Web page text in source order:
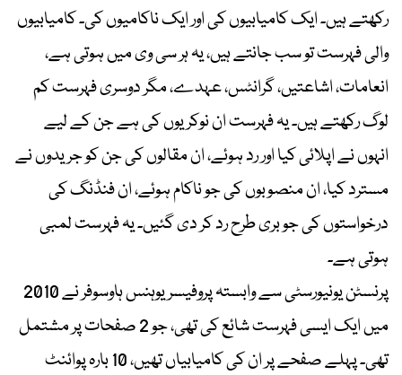
رکھتے ہیں۔ ایک کامیابیوں کی اور ایک ناکامیوں کی۔ کامیابیوں
والی فہرست تو سب جانتے ہیں، یہ ہر سی وی میں ہوتی ہے،
انعامات، اشاعتیں، گرانٹس، عہدے، مگر دوسری فہرست کم
لوگ رکھتے ہیں۔ یہ فہرست ان نوکریوں کی ہے جن کے لیے
انہوں نے اپلائی کیا اور رد ہوئے، ان مقالوں کی جن کو جریدوں نے
مسترد کیا، ان منصوبوں کی جو ناکام ہوئے، ان فنڈنگ کی
درخواستوں کی جو بری طرح رد کر دی گئیں۔ یہ فہرست لمبی
ہوتی ہے۔
پرنسٹن یونیورسٹی سے وابستہ پروفیسر یوہنس ہاوسوفر نے 2010
میں ایک ایسی فہرست شائع کی تھی، جو 2 صفحات پر مشتمل
تھی۔ پہلے صفحے پر ان کی کامیابیاں تھیں، 10 بارہ پوائنٹ